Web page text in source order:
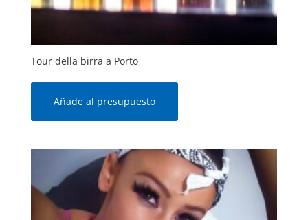
Tour della birra a Porto
Añade al presupuesto